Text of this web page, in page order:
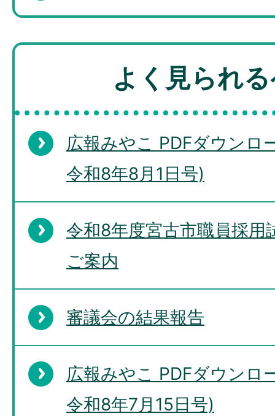
よく見られ
広報みやこ PDFダウンロ
令和8年8月1日号)
令和8年度宮古市職員採用
ご案内
審議会の結果報告
広報みやこ PDFダウンロ
令和8年7月15日号)